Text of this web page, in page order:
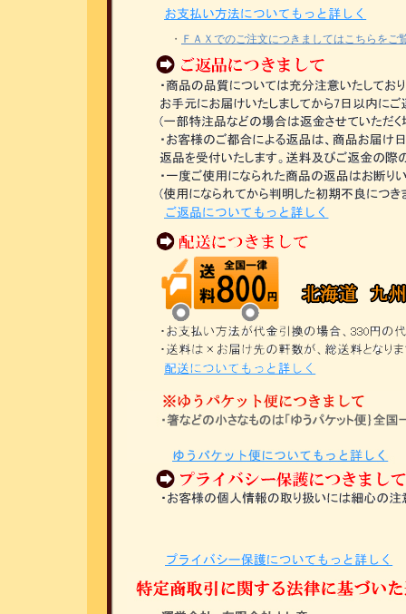
・ ＦＡＸでのご注文につきましてはこちらをご